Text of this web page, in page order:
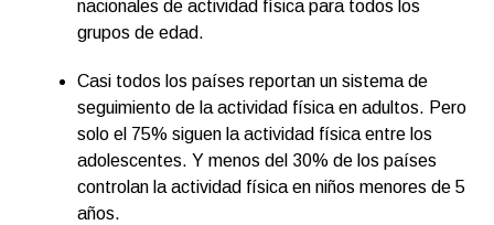
nacionales de actividad física para todos los
grupos de edad.
Casi todos los países reportan un sistema de
seguimiento de la actividad física en adultos. Pero
solo el 75% siguen la actividad física entre los
adolescentes. Y menos del 30% de los países
controlan la actividad física en niños menores de 5
años.